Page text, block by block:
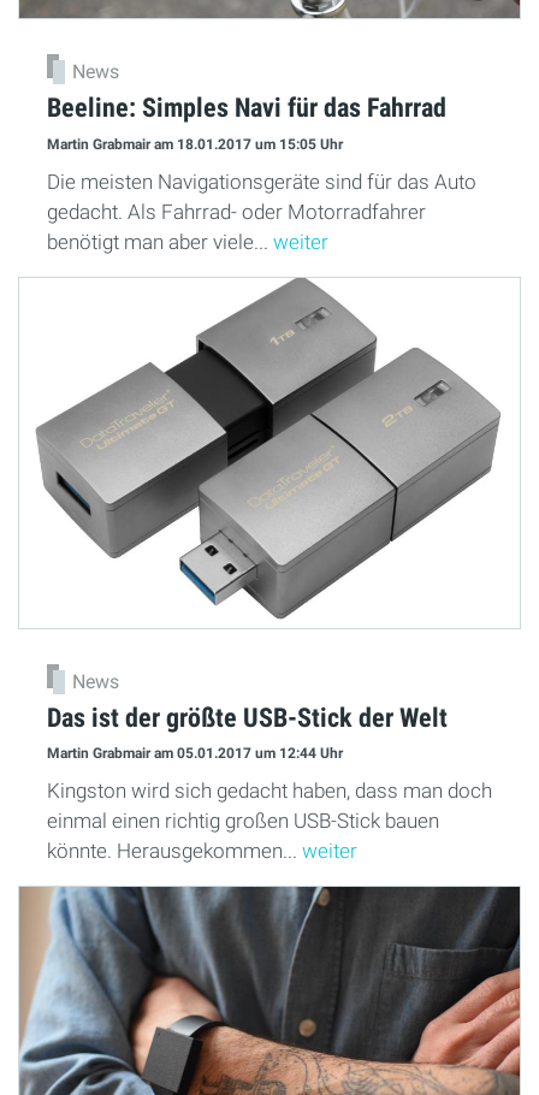
News
Beeline: Simples Navi für das Fahrrad
Martin Grabmairam 18.01.2017 um 15:05 Uhr
Die meisten Navigationsgeräte sind für das Auto
gedacht. Als Fahrrad- oder Motorradfahrer
benötigt man aber viele... weiter
News
Das ist der größte USB-Stick der Welt
Martin Grabmairam 05.01.2017 um 12:44 Uhr
Kingston wird sich gedacht haben, dass man doch
einmal einen richtig großen USB-Stick bauen
könnte. Herausgekommen... weiter